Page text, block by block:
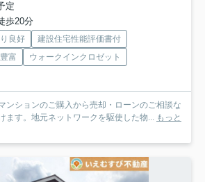
定
歩20分
良好
建設住宅性能評価書付
富
ウォークインクロゼット
ンションのご購入から売却・ローンのご相談な
ます。地元ネットワークを駆使した物... もっと